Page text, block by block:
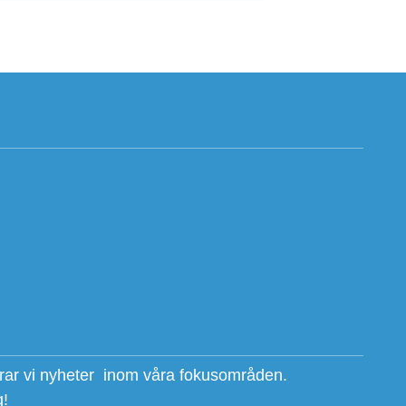
vi nyheter inom våra fokusområden.